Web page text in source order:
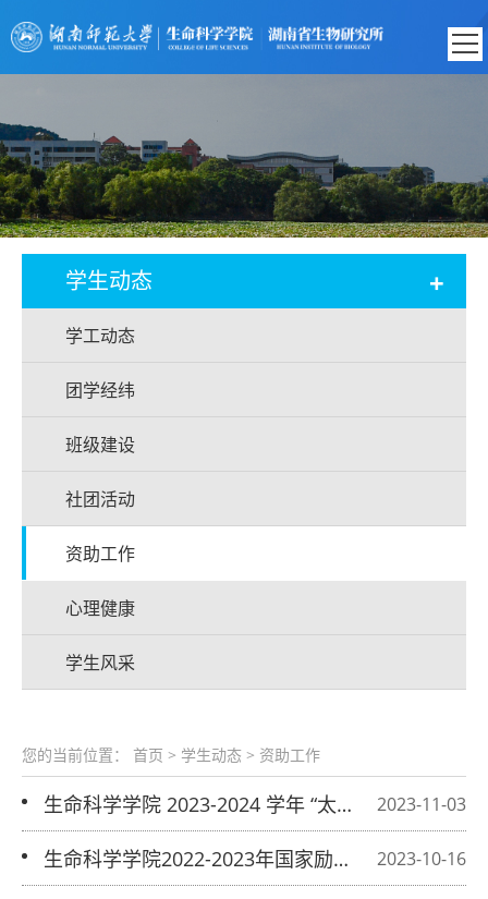
学生动态 +
学工动态
团学经纬
班级建设
社团活动
资助工作
心理健康
学生风采
您的当前位置： 首页 > 学生动态 > 资助工作
2023-11-03
生命科学学院 2023-2024 学年 “太阳慈
善公益奖学金”推荐名单公示 2023-10-16
生命科学学院2022-2023年国家励志奖